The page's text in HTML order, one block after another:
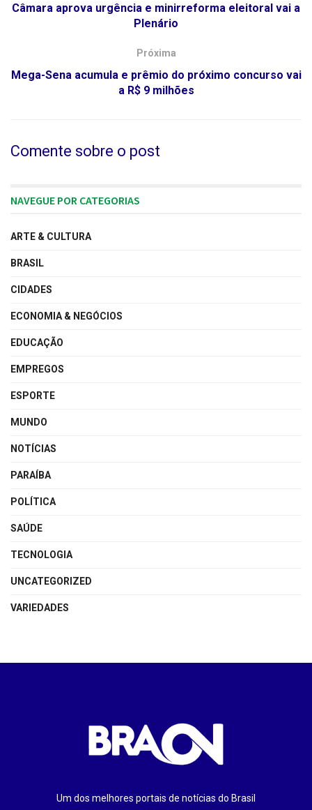
Câmara aprova urgência e minirreforma eleitoral vai a
Plenário
Próxima
Mega-Sena acumula e prêmio do próximo concurso vai
a R$ 9 milhões
Comente sobre o post
NAVEGUE POR CATEGORIAS
ARTE & CULTURA
BRASIL
CIDADES
ECONOMIA & NEGÓCIOS
EDUCAÇÃO
EMPREGOS
ESPORTE
MUNDO
NOTÍCIAS
PARAÍBA
POLÍTICA
SAÚDE
TECNOLOGIA
UNCATEGORIZED
VARIEDADES
Um dos melhores portais de notícias do Brasil